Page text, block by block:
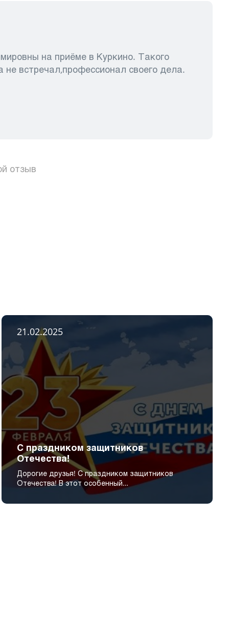
на приёме в Куркино. Такого
не встречал,профессионал своего дела.
отзыв
21.02.2025
С праздником защитников
Отечества!
Дорогие друзья! С праздником защитников
Отечества! В этот особенный…